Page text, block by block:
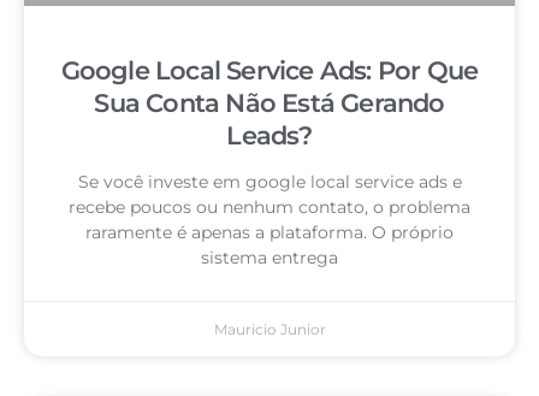
Google Local Service Ads: Por Que
Sua Conta Não Está Gerando
Leads?
Se você investe em google local service ads e
recebe poucos ou nenhum contato, o problema
raramente é apenas a plataforma. O próprio
sistema entrega
Mauricio Junior